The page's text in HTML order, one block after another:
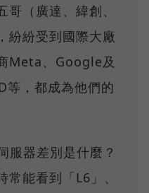
（廣達、緯創、
紛紛受到國際大廠
Meta、Google及
，都成為他們的
服器差別是什麼？
能看到「L6」、